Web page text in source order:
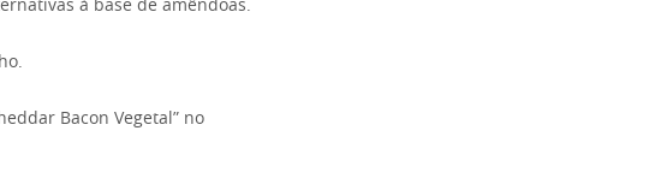
à base de amêndoas.
Bacon Vegetal” no